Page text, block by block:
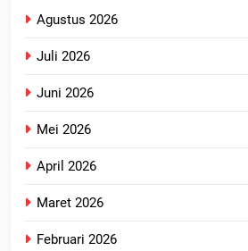
Agustus 2026
Juli 2026
Juni 2026
Mei 2026
April 2026
Maret 2026
Februari 2026